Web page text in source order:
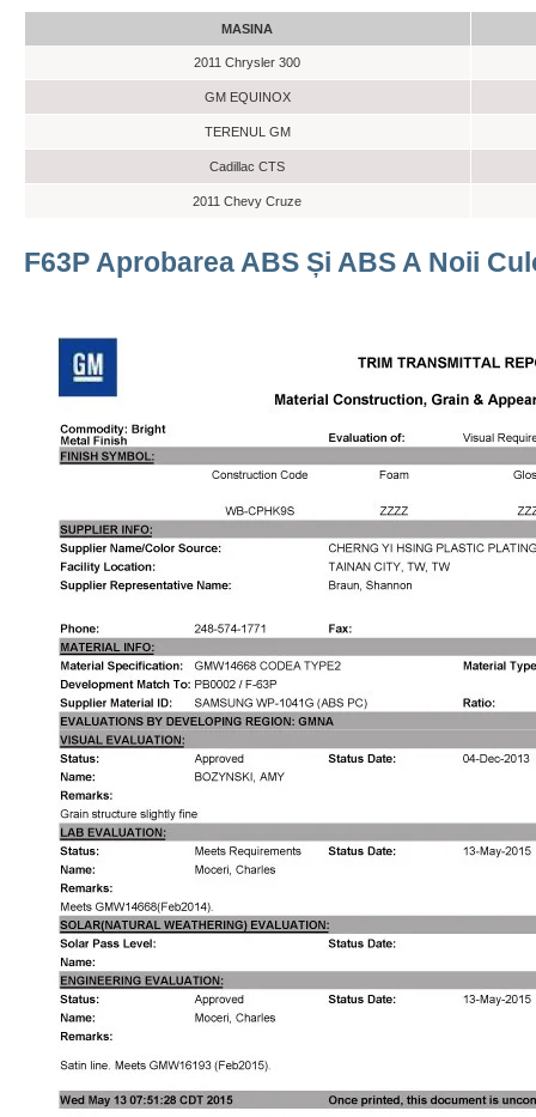
MASINA
2011 Chrysler 300
GM EQUINOX
TERENUL GM
Cadillac CTS
2011 Chevy Cruze
F63P Aprobarea ABS Și ABS A Noii